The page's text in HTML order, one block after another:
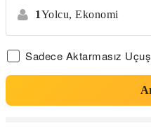
1Yolcu, Ekonomi
Sadece Aktarmasız